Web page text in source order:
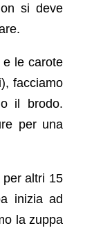
si deve
e le carote
facciamo
il brodo.
per una
per altri 15
inizia ad
la zuppa